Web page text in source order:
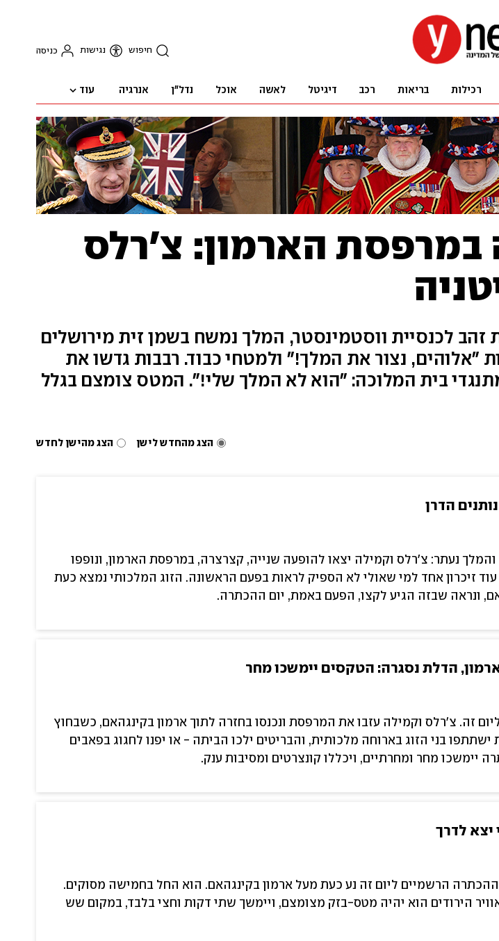
חיפוש נגישות כניסה
רכילות בריאות רכב דיגיטל לאשה אוכל נדל"ן אנרגיה עוד
במרפסת הארמון: צ'רלס
בכרכרת זהב לכנסיית ווסטמינסטר, המלך נמשח בשמן זית מירושלים
"אלוהים, נצור את המלך!" ולמטחי כבוד. רבבות גדשו את
מתנגדי בית המלוכה: "הוא לא המלך שלי!". המטס צומצם בגלל
הצג מהחדש לישן הצג מהישן לחדש
הדרן
נעתר: צ'רלס וקמילה יצאו להופעה שנייה, קצרצרה, במרפסת הארמון, ונופפו
זיכרון אחד למי שאולי לא הספיק לראות בפעם הראשונה. הזוג המלכותי נמצא כעת
ונראה שבזה הגיע לקצו, הפעם באמת, יום ההכתרה.
הדלת נסגרה: הטקסים יימשכו מחר
זה. צ'רלס וקמילה עזבו את המרפסת ונכנסו בחזרה לתוך ארמון בקינגהאם, כשבחוץ
ישתתפו בני הזוג בארוחה מלכותית, והבריטים ילכו הביתה - או יפנו לחגוג בפאבים
יימשכו מחר ומחרתיים, ויכללו קונצרטים ומסיבות ענק.
יצא לדרך
הרשמיים ליום זה נע כעת מעל ארמון בקינגהאם. הוא החל בחמישה מסוקים.
הירודים הוא יהיה מטס-בזק מצומצם, ויימשך שתי דקות וחצי בלבד, במקום שש